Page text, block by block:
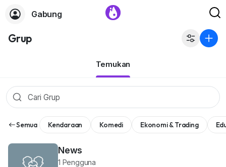
Gabung
Grup
Temukan
Semua Kendaraan Komedi Ekonomi & Trading
News
1 Pengguna